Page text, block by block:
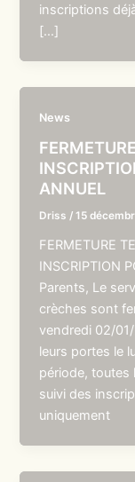
inscriptions
[…]
News
ANNUEL
Driss /15
FERMETURE
INSCRIPTION
Parents, Le
crèches sont
vendredi 02/
leurs portes le
période, toutes
suivi des
uniquement